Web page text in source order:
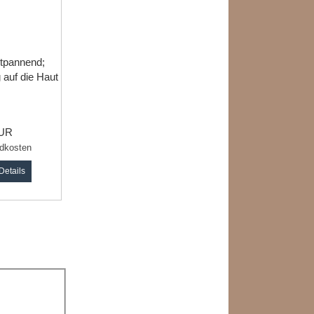
auf die Haut